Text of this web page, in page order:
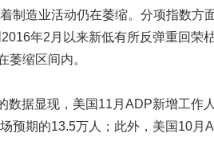
制造业活动仍在萎缩。分项指数方
年2月以来新低有所反弹重回荣
萎缩区间内。
据显现，美国11月ADP新增工作
预期的13.5万人；此外，美国10月